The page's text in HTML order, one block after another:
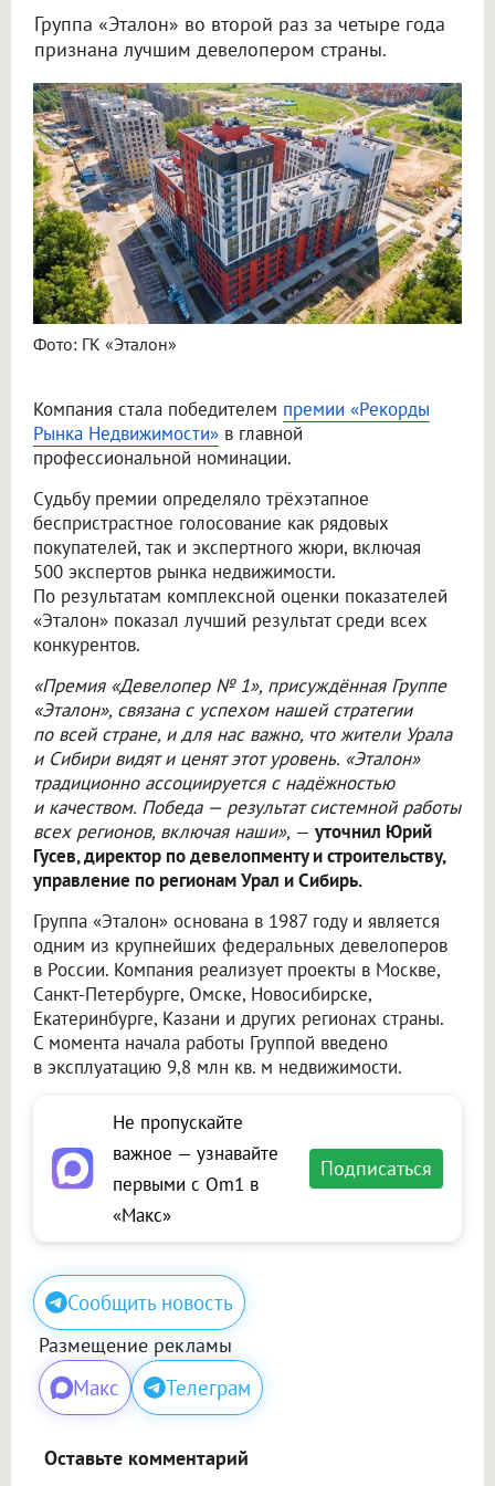
Группа «Эталон» во второй раз за четыре года
признана лучшим девелопером страны.
Фото: ГК «Эталон»
Компания стала победителем премии «Рекорды
Рынка Недвижимости» в главной
профессиональной номинации.
Судьбу премии определяло трёхэтапное
беспристрастное голосование как рядовых
покупателей, так и экспертного жюри, включая
500 экспертов рынка недвижимости.
По результатам комплексной оценки показателей
«Эталон» показал лучший результат среди всех
конкурентов.
«Премия «Девелопер № 1», присуждённая Группе
«Эталон», связана с успехом нашей стратегии
по всей стране, и для нас важно, что жители Урала
и Сибири видят и ценят этот уровень. «Эталон»
традиционно ассоциируется с надёжностью
и качеством. Победа — результат системной работы
всех регионов, включая наши», — уточнил Юрий
Гусев, директор по девелопменту и строительству,
управление по регионам Урал и Сибирь.
Группа «Эталон» основана в 1987 году и является
одним из крупнейших федеральных девелоперов
в России. Компания реализует проекты в Москве,
Санкт-Петербурге, Омске, Новосибирске,
Екатеринбурге, Казани и других регионах страны.
С момента начала работы Группой введено
в эксплуатацию 9,8 млн кв. м недвижимости.
Не пропускайте
важное — узнавайте
первыми с Om1 в
«Макс»
Подписаться
Сообщить новость
Размещение рекламы
Макс Телеграм
Оставьте комментарий